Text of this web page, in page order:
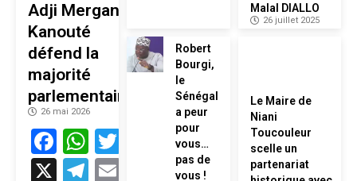
Adji Mergane
Kanouté
défend la
majorité
parlementaire
26 mai 2026
Facebook
WhatsApp
Twitter
X
Telegram
Email
Malal DIALLO
26 juillet 2025
Robert
Bourgi,
le
Sénégal
a peur
pour
vous…
pas de
vous !
Le Maire de
Niani
Toucouleur
scelle un
partenariat